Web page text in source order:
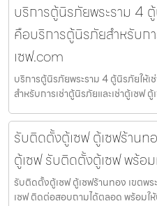
บริการตู้นิรภัยพระราม 4 ตู้
คือบริการตู้นิรภัยสำหรับกา
เซฟ.com
บริการตู้นิรภัยพระราม 4 ตู้นิรภัยให้เ
สำหรับการเช่าตู้นิรภัยและเช่าตู้เซฟ
รับติดตั้งตู้เซฟ ตู้เซฟร้านท
ตู้เซฟ รับติดตั้งตู้เซฟ พร้อ
รับติดตั้งตู้เซฟ ตู้เซฟร้านทอง เขตพ
เซฟ ติดต่อสอบถามได้ตลอด พร้อมใ